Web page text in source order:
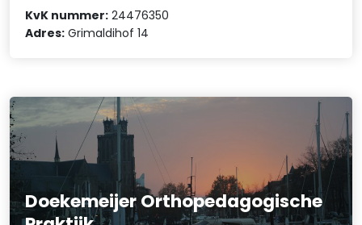
KvK nummer: 24476350
Adres: Grimaldihof 14
Doekemeijer Orthopedagogische